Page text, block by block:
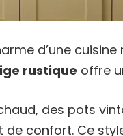
d’une
rustique offre
des pots
de confort. Ce